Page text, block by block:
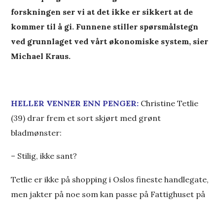
forskningen ser vi at det ikke er sikkert at de
kommer til å gi. Funnene stiller spørsmålstegn
ved grunnlaget ved vårt økonomiske system, sier
Michael Kraus.
HELLER VENNER ENN PENGER: Christine Tetlie
(39) drar frem et sort skjørt med grønt
bladmønster:
– Stilig, ikke sant?
Tetlie er ikke på shopping i Oslos fineste handlegate,
men jakter på noe som kan passe på Fattighuset på